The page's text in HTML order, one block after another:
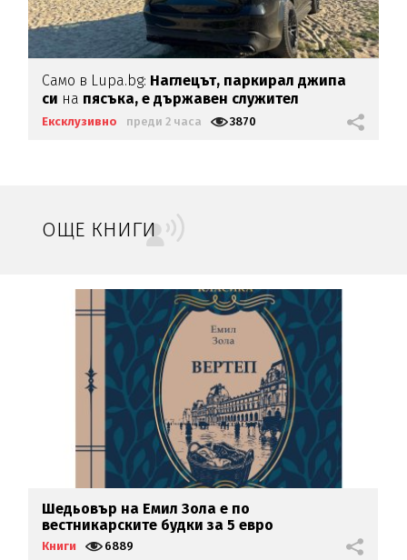
Само в Lupa.bg: Наглецът, паркирал джипа
си на пясъка, е държавен служител
Ексклузивно преди 2 часа 3870
ОЩЕ КНИГИ
Шедьовър на Емил Зола е по
вестникарските будки за 5 евро
Книги 6889